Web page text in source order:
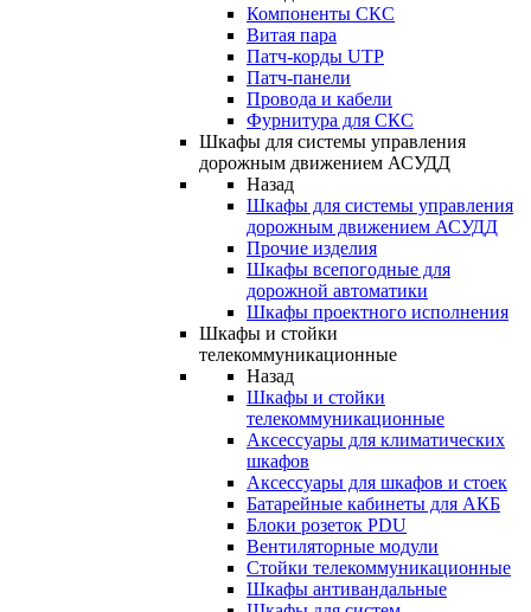
Компоненты СКС
Витая пара
Патч-корды UTP
Патч-панели
Провода и кабели
Фурнитура для СКС
Шкафы для системы управления
дорожным движением АСУДД
Назад
Шкафы для системы управления
дорожным движением АСУДД
Прочие изделия
Шкафы всепогодные для
дорожной автоматики
Шкафы проектного исполнения
Шкафы и стойки
телекоммуникационные
Назад
Шкафы и стойки
телекоммуникационные
Аксессуары для климатических
шкафов
Аксессуары для шкафов и стоек
Батарейные кабинеты для АКБ
Блоки розеток PDU
Вентиляторные модули
Стойки телекоммуникационные
Шкафы антивандальные